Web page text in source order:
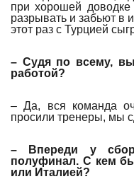
при хорошей
разрывать и забьют в
этот раз с Турцией
– Судя по всему,
работой?
– Да, вся команда
просили тренеры, мы
– Впереди у
полуфинал. С кем
или Италией?